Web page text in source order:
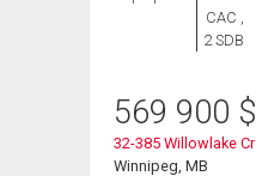
CAC ,
2 SDB
569 900 $
32-385 Willowlake Cr
Winnipeg, MB